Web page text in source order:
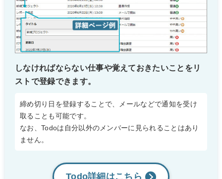
しなければならない仕事や覚えておきたいことをリ
ストで登録できます。
締め切り日を登録することで、メールなどで通知を受け
取ることも可能です。
なお、Todoは自分以外のメンバーに見られることはあり
ません。
Todo詳細はこちら